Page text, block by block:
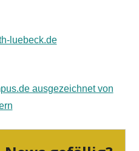
luebeck.de
ausgezeichnet von